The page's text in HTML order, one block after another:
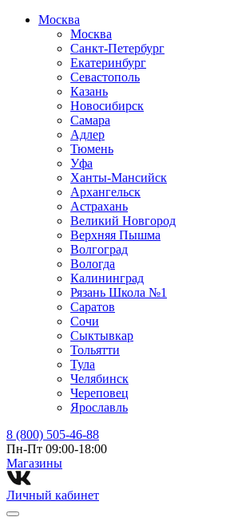
Москва
Москва
Санкт-Петербург
Екатеринбург
Севастополь
Казань
Новосибирск
Самара
Адлер
Тюмень
Уфа
Ханты-Мансийск
Архангельск
Астрахань
Великий Новгород
Верхняя Пышма
Волгоград
Вологда
Калининград
Рязань Школа №1
Саратов
Сочи
Сыктывкар
Тольятти
Тула
Челябинск
Череповец
Ярославль
8 (800) 505-46-88
Пн-Пт 09:00-18:00
Магазины⁠
Личный кабинет